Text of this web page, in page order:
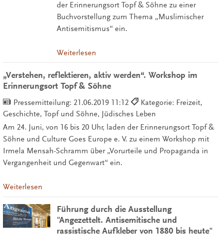
der Erinnerungsort Topf & Söhne zu einer
Buchvorstellung zum Thema „Muslimischer
Antisemitismus“ ein.
Weiterlesen
„Verstehen, reflektieren, aktiv werden“. Workshop im
Erinnerungsort Topf & Söhne
Pressemitteilung: 21.06.2019 11:12
Kategorie: Freizeit,
Geschichte, Topf und Söhne, Jüdisches Leben
Am 24. Juni, von 16 bis 20 Uhr, laden der Erinnerungsort Topf &
Söhne und Culture Goes Europe e. V. zu einem Workshop mit
Irmela Mensah-Schramm über „Vorurteile und Propaganda in
Vergangenheit und Gegenwart“ ein.
Weiterlesen
Führung durch die Ausstellung
"Angezettelt. Antisemitische und
rassistische Aufkleber von 1880 bis heute"